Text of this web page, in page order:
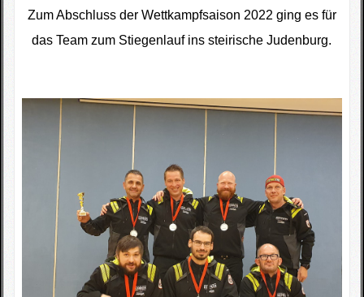
Zum Abschluss der Wettkampfsaison 2022 ging es für
das Team zum Stiegenlauf ins steirische Judenburg.